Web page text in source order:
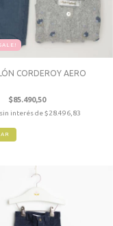
CORDEROY AERO
$85.490,50
interés de$28.496,83